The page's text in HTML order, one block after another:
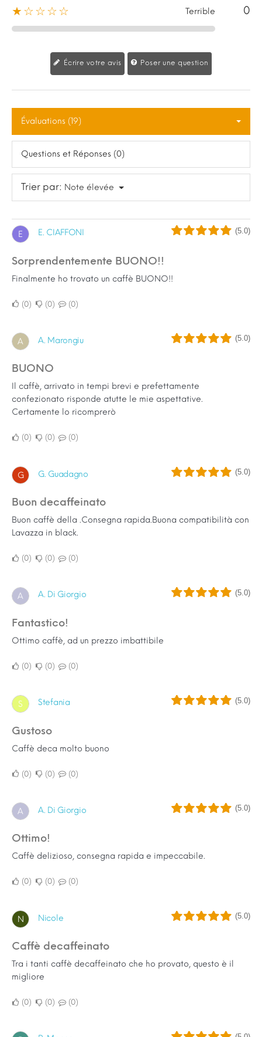
★☆☆☆☆ Terrible 0
Écrire votre avis Poser une question
Évaluations (19)
Questions et Réponses (0)
Trier par: Note élevée
E E. CIAFFONI (5.0)
Sorprendentemente BUONO!!
Finalmente ho trovato un caffè BUONO!!
0 0 0
A A. Marongiu (5.0)
BUONO
Il caffè, arrivato in tempi brevi e prefettamente
confezionato risponde atutte le mie aspettative.
Certamente lo ricomprerò
0 0 0
G G. Guadagno (5.0)
Buon decaffeinato
Buon caffè della .Consegna rapida.Buona compatibilità con
Lavazza in black.
0 0 0
A A. Di Giorgio (5.0)
Fantastico!
Ottimo caffè, ad un prezzo imbattibile
0 0 0
S Stefania (5.0)
Gustoso
Caffè deca molto buono
0 0 0
A A. Di Giorgio (5.0)
Ottimo!
Caffè delizioso, consegna rapida e impeccabile.
0 0 0
N Nicole (5.0)
Caffè decaffeinato
Tra i tanti caffè decaffeinato che ho provato, questo è il
migliore
0 0 0